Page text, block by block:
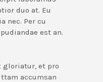
duo at. Eu
nec. Per cu
est an.
gloriatur, et pro
accumsan